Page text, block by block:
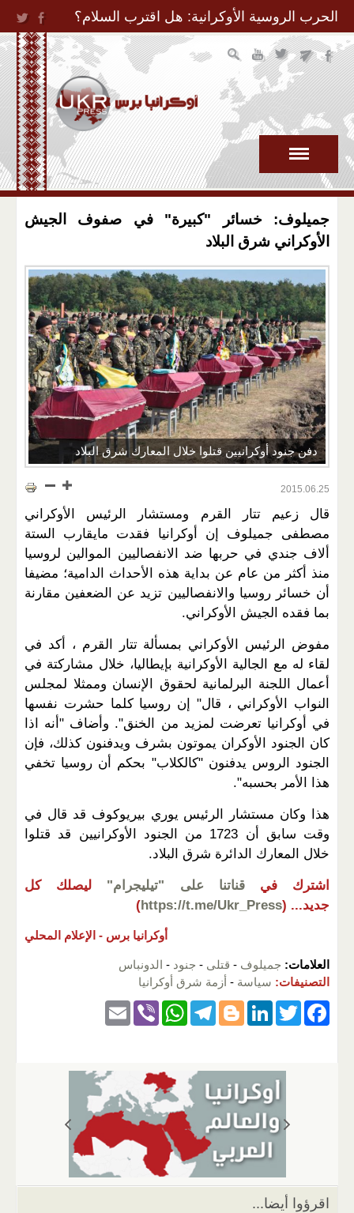
Jump to Navigation
الحرب الروسية الأوكرانية: هل اقترب السلام؟
جميلوف: خسائر "كبيرة" في صفوف الجيش
الأوكراني شرق البلاد
دفن جنود أوكرانيين قتلوا خلال المعارك شرق البلاد
2015.06.25
قال زعيم تتار القرم ومستشار الرئيس الأوكراني
مصطفى جميلوف إن أوكرانيا فقدت مايقارب الستة
ألاف جندي في حربها ضد الانفصاليين الموالين لروسيا
منذ أكثر من عام عن بداية هذه الأحداث الدامية؛ مضيفا
أن خسائر روسيا والانفصاليين تزيد عن الضعفين مقارنة
بما فقده الجيش الأوكراني.
مفوض الرئيس الأوكراني بمسألة تتار القرم ، أكد في
لقاء له مع الجالية الأوكرانية بإيطاليا، خلال مشاركتة في
أعمال اللجنة البرلمانية لحقوق الإنسان وممثلا لمجلس
النواب الأوكراني ، قال" إن روسيا كلما حشرت نفسها
في أوكرانيا تعرضت لمزيد من الخنق". وأضاف "أنه اذا
كان الجنود الأوكران يموتون بشرف ويدفنون كذلك، فإن
الجنود الروس يدفنون "كالكلاب" بحكم أن روسيا تخفي
هذا الأمر بحسبه".
هذا وكان مستشار الرئيس يوري بيريوكوف قد قال في
وقت سابق أن 1723 من الجنود الأوكرانيين قد قتلوا
خلال المعارك الدائرة شرق البلاد.
اشترك في قناتنا على "تيليجرام"
ليصلك كل
جديد... (
https://t.me/Ukr_Press
)
أوكرانيا برس - الإعلام المحلي
العلامات: جميلوف - قتلى - جنود - الدونباس
التصنيفات: سياسة - أزمة شرق أوكرانيا
F
k
T
er
Li
e
dI
n
Bl
g
er
T
gr
a
m
W
s
A
p
Vi
اقرؤوا أيضا...